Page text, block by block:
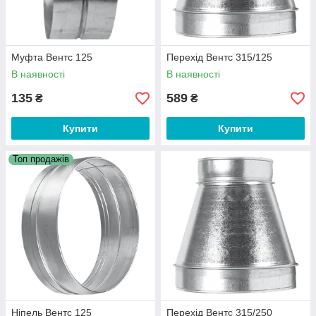
Муфта Вентс 125
В наявності
135 ₴
Купити
Перехід Вентс 315/125
В наявності
589 ₴
Купити
Топ продажів
Ніпель Вентс 125 Перехід Вентс 315/250